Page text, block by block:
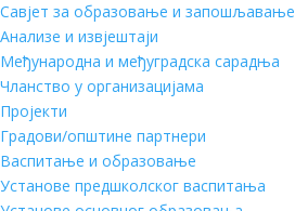
Савјет за образовање и запошљавање
Анализе и извјештаји
Међународна и међуградска сарадња
Чланство у организацијама
Пројекти
Градови/општине партнери
Васпитање и образовање
Установе предшколског васпитања